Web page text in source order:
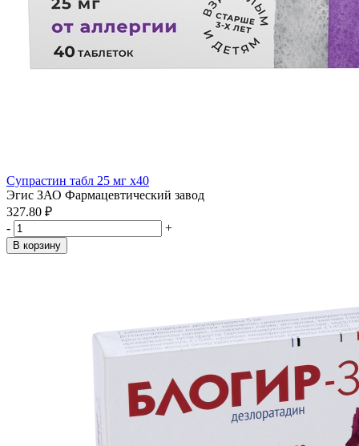
Супрастин табл 25 мг x40
Эгис ЗАО Фармацевтический завод
327.80 ₽
-
+
В корзину